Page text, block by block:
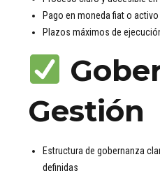
Pago en moneda fiat o
Plazos máximos de
Gestión
Estructura de gobernanza
definidas